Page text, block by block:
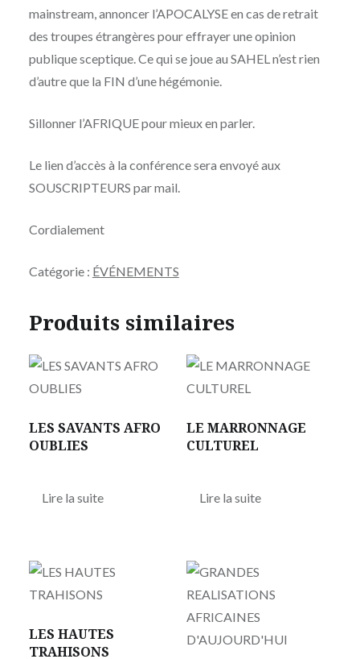
mainstream, annoncer l’APOCALYSE en cas de retrait
des troupes étrangères pour effrayer une opinion
publique sceptique. Ce qui se joue au SAHEL n’est rien
d’autre que la FIN d’une hégémonie.
Sillonner l’AFRIQUE pour mieux en parler.
Le lien d’accès à la conférence sera envoyé aux
SOUSCRIPTEURS par mail.
Cordialement
Catégorie : ÉVÉNEMENTS
Produits similaires
LES SAVANTS AFRO
OUBLIES
Lire la suite
LE MARRONNAGE
CULTUREL
Lire la suite
LES HAUTES
TRAHISONS